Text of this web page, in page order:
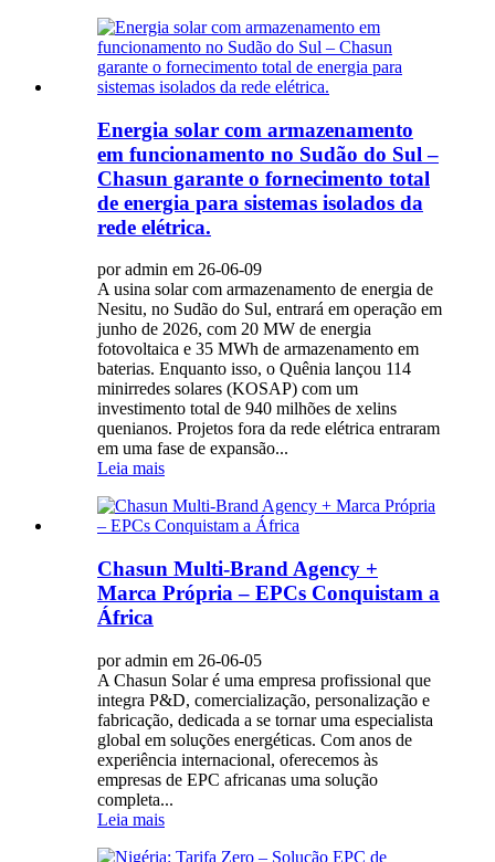
Energia solar com armazenamento
em funcionamento no Sudão do Sul –
Chasun garante o fornecimento total
de energia para sistemas isolados da
rede elétrica.
por admin em 26-06-09
A usina solar com armazenamento de energia de
Nesitu, no Sudão do Sul, entrará em operação em
junho de 2026, com 20 MW de energia
fotovoltaica e 35 MWh de armazenamento em
baterias. Enquanto isso, o Quênia lançou 114
minirredes solares (KOSAP) com um
investimento total de 940 milhões de xelins
quenianos. Projetos fora da rede elétrica entraram
em uma fase de expansão...
Leia mais
Chasun Multi-Brand Agency +
Marca Própria – EPCs Conquistam a
África
por admin em 26-06-05
A Chasun Solar é uma empresa profissional que
integra P&D, comercialização, personalização e
fabricação, dedicada a se tornar uma especialista
global em soluções energéticas. Com anos de
experiência internacional, oferecemos às
empresas de EPC africanas uma solução
completa...
Leia mais